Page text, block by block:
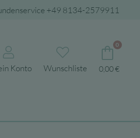
+49 8134-2579911
Konto Wunschliste
0
0,00€